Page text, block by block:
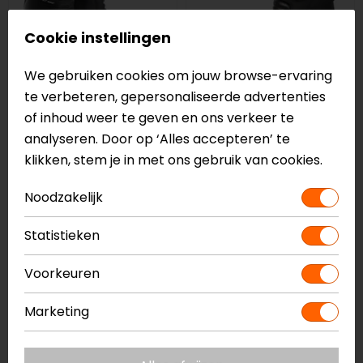
Alpinestars
Andes V2 Drystar
Motorlaarzen
244,95
IXS
Tour Pacego ST
Motorlaarzen
-5%
Cookie instellingen
We gebruiken cookies om jouw browse-ervaring
te verbeteren, gepersonaliseerde advertenties
of inhoud weer te geven en ons verkeer te
analyseren. Door op ‘Alles accepteren’ te
klikken, stem je in met ons gebruik van cookies.
Noodzakelijk
Statistieken
Voorkeuren
Marketing